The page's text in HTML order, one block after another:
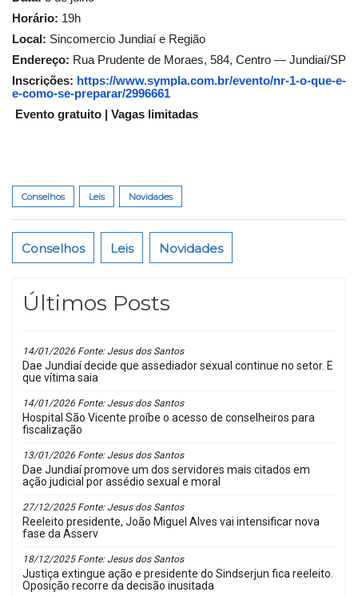
Horário: 19h
Local: Sincomercio Jundiaí e Região
Endereço: Rua Prudente de Moraes, 584, Centro — Jundiaí/SP
Inscrições: https://www.sympla.com.br/evento/nr-1-o-que-e-
e-como-se-preparar/2996661
Evento gratuito | Vagas limitadas
Conselhos Leis Novidades
Conselhos Leis Novidades
Últimos Posts
14/01/2026 Fonte: Jesus dos Santos
Dae Jundiaí decide que assediador sexual continue no setor. E
que vítima saia
14/01/2026 Fonte: Jesus dos Santos
Hospital São Vicente proíbe o acesso de conselheiros para
fiscalização
13/01/2026 Fonte: Jesus dos Santos
Dae Jundiaí promove um dos servidores mais citados em
ação judicial por assédio sexual e moral
27/12/2025 Fonte: Jesus dos Santos
Reeleito presidente, João Miguel Alves vai intensificar nova
fase da Asserv
18/12/2025 Fonte: Jesus dos Santos
Justiça extingue ação e presidente do Sindserjun fica reeleito.
Oposição recorre da decisão inusitada